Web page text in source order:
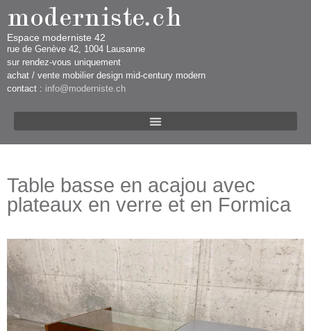
Espace moderniste 42
rue d​​​​e Genève 42, 1004 Lausanne​​
sur rendez-vous uniquement ​​​
​achat / vente mobilier design mid-century modern
contact : info@moderniste.ch
Table basse en acajou avec
plateaux en verre et en Formica